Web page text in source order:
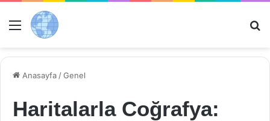
Menü
Anasayfa /Genel
Haritalarla Coğrafya: